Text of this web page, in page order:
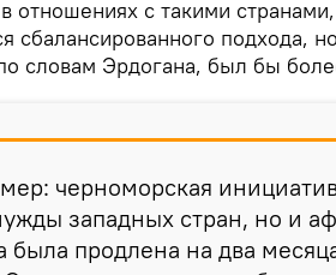
отношениях с такими
сбалансированного подхода,
словам Эрдогана, был бы
черноморская
западных стран, но и
была продлена на два